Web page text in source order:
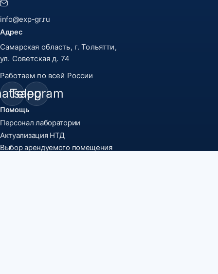
info@exp-gr.ru
Адрес
Самарская область, г. Тольятти,
ул. Советская д. 74
Работаем по всей России
Telegram
Помощь
Персонал лаборатории
Актуализация НТД
Выбор арендуемого помещения